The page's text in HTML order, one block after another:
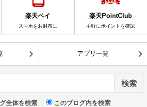
楽天ペイ
スマホをお財布に
楽天PointClub
手軽にポイントを確認
アプリ一覧
全体を検索 このブログ内を検索